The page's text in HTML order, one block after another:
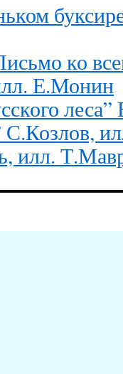
ко
Е.Монин
С.Козлов,
илл.